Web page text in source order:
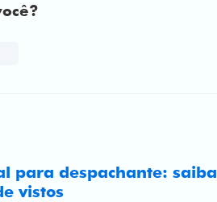
para despachante: saiba
vistos